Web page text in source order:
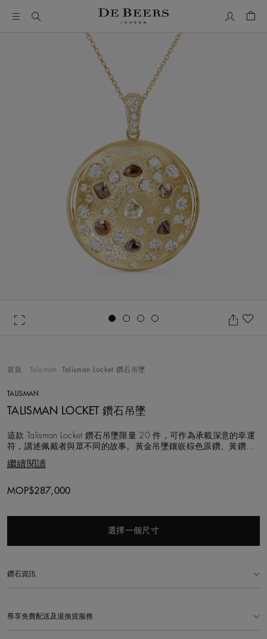
这是一个带有一张大图像和下面的缩略图轨道的轮播。使用
首頁 Talisman Talisman Locket 鑽石吊墜
TALISMAN
TALISMAN LOCKET 鑽石吊墜
這款 Talisman Locket 鑽石吊墜限量 20 件，可作為承載深意的幸運
符，講述佩戴者與眾不同的故事。黃金吊墜鑲嵌棕色原鑽、黃鑽原
金工手捶紋理，彰顯自然瑰寶的原始之美。吊墜內部的拋光金質圓
繼續閱讀
MOP$287,000
選擇一個尺寸
鑽石資訊
尊享免費配送及退換貨服務